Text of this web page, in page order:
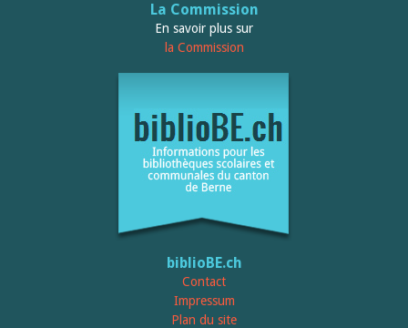
La Commission
En savoir plus sur
la Commission
biblioBE.ch
Contact
Impressum
Plan du site